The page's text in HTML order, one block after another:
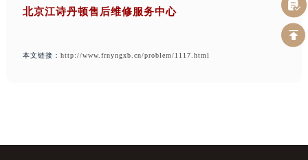
北京江诗丹顿售后维修服务中心
本文链接： http://www.frnyngxb.cn/problem/1117.html